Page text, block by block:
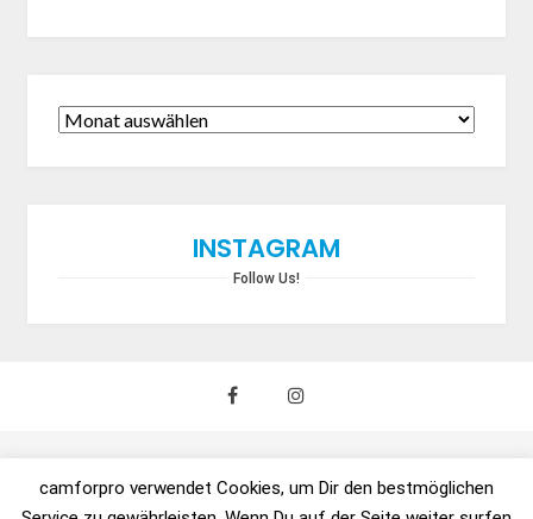
INSTAGRAM
Follow Us!
Copyright © 2021 urban:trends GmbH / camforpro.com -
camforpro verwendet Cookies, um Dir den bestmöglichen